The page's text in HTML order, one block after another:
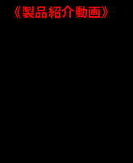
《製品紹介動画》